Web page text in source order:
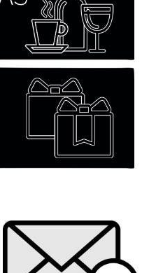
Tovar
"Una mirada que construía un
único verdaderamente